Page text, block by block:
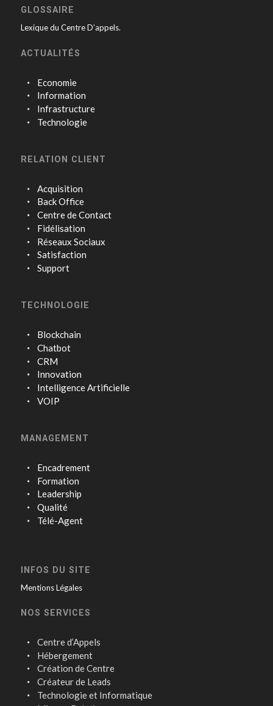
GLOSSAIRE
Lexique du Centre D’appels.
ACTUALITÉS
Economie
Information
Infrastructure
Technologie
RELATION CLIENT
Acquisition
Back Office
Centre de Contact
Fidélisation
Réseaux Sociaux
Satisfaction
Support
TECHNOLOGIE
Blockchain
Chatbot
CRM
Innovation
Intelligence Artificielle
VOIP
MANAGEMENT
Encadrement
Formation
Leadership
Qualité
Télé-Agent
INFOS DU SITE
Mentions Légales
NOS SERVICES
Centre d’Appels
Hébergement
Création de Centre
Créateur de Leads
Technologie et Informatique